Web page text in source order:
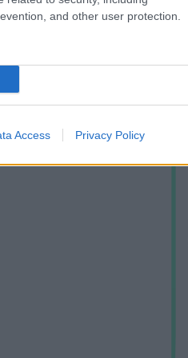
and other user protection.
Access Privacy Policy